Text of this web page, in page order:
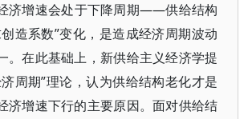
济增速会处于下降周期——供给结构
造系数”变化，是造成经济周期波动
。在此基础上，新供给主义经济学提
周期”理论，认为供给结构老化才是
济增速下行的主要原因。面对供给结